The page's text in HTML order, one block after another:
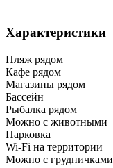
Характеристики
Пляж рядом
Кафе рядом
Магазины рядом
Бассейн
Рыбалка рядом
Можно с животными
Парковка
Wi-Fi на территории
Можно с грудничками